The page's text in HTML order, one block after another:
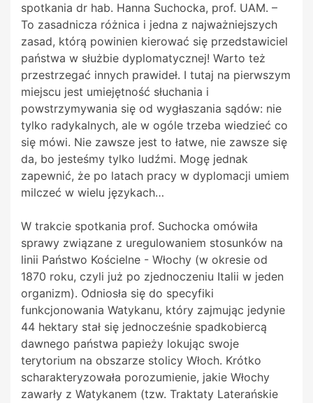
spotkania dr hab. Hanna Suchocka, prof. UAM. –
To zasadnicza różnica i jedna z najważniejszych
zasad, którą powinien kierować się przedstawiciel
państwa w służbie dyplomatycznej! Warto też
przestrzegać innych prawideł. I tutaj na pierwszym
miejscu jest umiejętność słuchania i
powstrzymywania się od wygłaszania sądów: nie
tylko radykalnych, ale w ogóle trzeba wiedzieć co
się mówi. Nie zawsze jest to łatwe, nie zawsze się
da, bo jesteśmy tylko ludźmi. Mogę jednak
zapewnić, że po latach pracy w dyplomacji umiem
milczeć w wielu językach…
W trakcie spotkania prof. Suchocka omówiła
sprawy związane z uregulowaniem stosunków na
linii Państwo Kościelne - Włochy (w okresie od
1870 roku, czyli już po zjednoczeniu Italii w jeden
organizm). Odniosła się do specyfiki
funkcjonowania Watykanu, który zajmując jedynie
44 hektary stał się jednocześnie spadkobiercą
dawnego państwa papieży lokując swoje
terytorium na obszarze stolicy Włoch. Krótko
scharakteryzowała porozumienie, jakie Włochy
zawarły z Watykanem (tzw. Traktaty Laterańskie